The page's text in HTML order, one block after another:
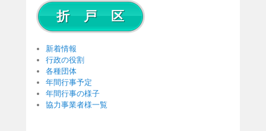
折 戸 区
新着情報
行政の役割
各種団体
年間行事予定
年間行事の様子
協力事業者様一覧